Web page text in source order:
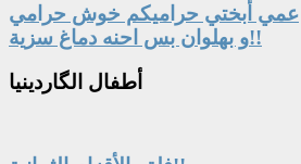
عمي أبختي حراميكم خوش حرامي
و بهلوان بس احنه دماغ سزية!!
أطفال الگاردينيا